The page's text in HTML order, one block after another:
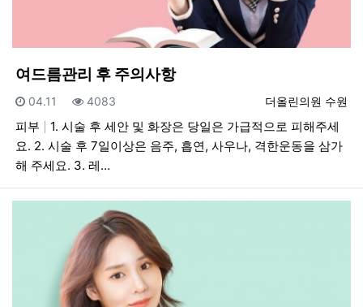
여드름관리 후 주의사항
등록자
더올린의원 수원
등록일
04.11 조회
4083
피부
1. 시술 후 세안 및 화장은 당일은 가급적으로 피해주세
요. 2. 시술 후 7일이상은 음주, 흡연, 사우나, 격한운동을 삼가
해 주세요. 3. 레…